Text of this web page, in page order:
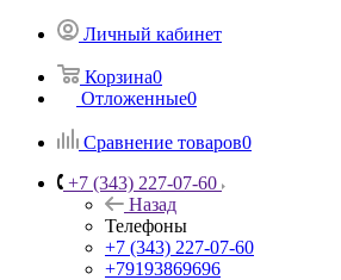
Личный кабинет
Корзина0
Отложенные0
Сравнение товаров0
+7 (343) 227-07-60
Назад
Телефоны
+7 (343) 227-07-60
+79193869696